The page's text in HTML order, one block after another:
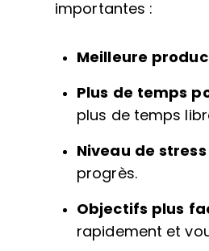
importantes :
Meilleure
Plus de temps
plus de temps
Niveau de
progrès.
Objectifs plus
rapidement et